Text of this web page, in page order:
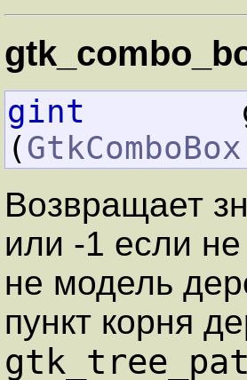
gint
(GtkComboBox
Возвращает
или -1 если
не модель
пункт корня